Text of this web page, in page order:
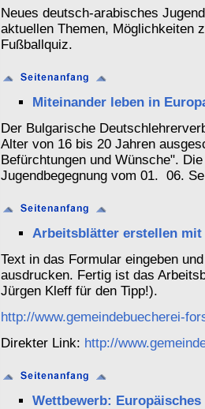
Neues deutsch-arabisches
aktuellen Themen, Möglichkeiten
Fußballquiz.
Miteinander leben in
Der Bulgarische
Alter von 16 bis 20 Jahren
Befürchtungen und Wünsche".
Jugendbegegnung vom 01. ­ 06.
Arbeitsblätter erstellen
Text in das Formular eingeben
ausdrucken. Fertig ist das
Jürgen Kleff für den Tipp!).
http://www.gemeindebuecherei-
Direkter Link: http://
Wettbewerb: Europäisches